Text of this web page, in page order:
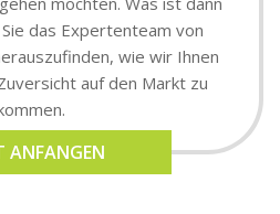
das Expertenteam von
wie wir Ihnen
auf den Markt zu
ANFANGEN